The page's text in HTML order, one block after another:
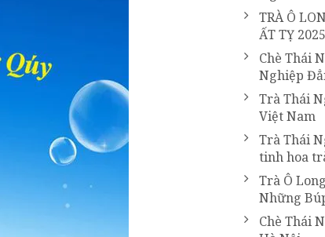
TRÀ Ô
ẤT TỴ 2025
Chè Thái
Nghiệp
Trà Thái
Việt Nam
Trà Thái
tinh hoa
Trà Ô
Những
Chè Thái